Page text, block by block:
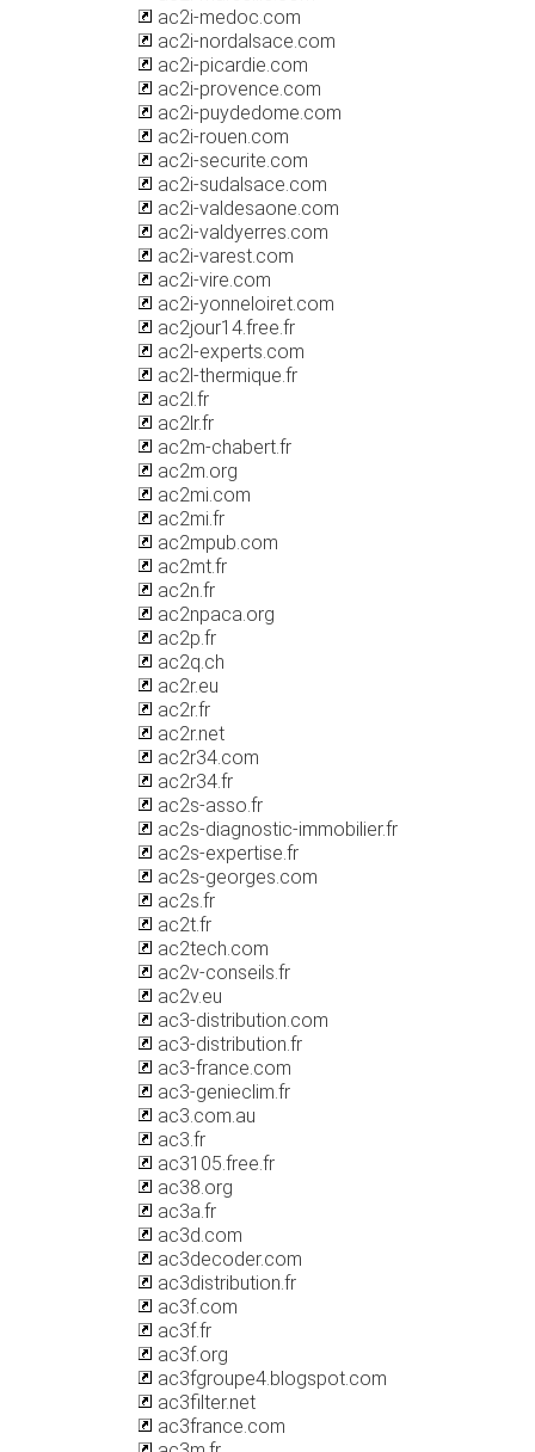
ac2i-medoc.com
ac2i-nordalsace.com
ac2i-picardie.com
ac2i-provence.com
ac2i-puydedome.com
ac2i-rouen.com
ac2i-securite.com
ac2i-sudalsace.com
ac2i-valdesaone.com
ac2i-valdyerres.com
ac2i-varest.com
ac2i-vire.com
ac2i-yonneloiret.com
ac2jour14.free.fr
ac2l-experts.com
ac2l-thermique.fr
ac2l.fr
ac2lr.fr
ac2m-chabert.fr
ac2m.org
ac2mi.com
ac2mi.fr
ac2mpub.com
ac2mt.fr
ac2n.fr
ac2npaca.org
ac2p.fr
ac2q.ch
ac2r.eu
ac2r.fr
ac2r.net
ac2r34.com
ac2r34.fr
ac2s-asso.fr
ac2s-diagnostic-immobilier.fr
ac2s-expertise.fr
ac2s-georges.com
ac2s.fr
ac2t.fr
ac2tech.com
ac2v-conseils.fr
ac2v.eu
ac3-distribution.com
ac3-distribution.fr
ac3-france.com
ac3-genieclim.fr
ac3.com.au
ac3.fr
ac3105.free.fr
ac38.org
ac3a.fr
ac3d.com
ac3decoder.com
ac3distribution.fr
ac3f.com
ac3f.fr
ac3f.org
ac3fgroupe4.blogspot.com
ac3filter.net
ac3france.com